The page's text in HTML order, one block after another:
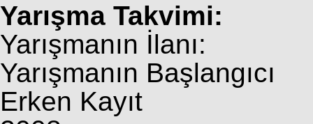
Yarışma Takvimi:
Yarışmanın İlanı:
Yarışmanın
Erken Kayıt : 1